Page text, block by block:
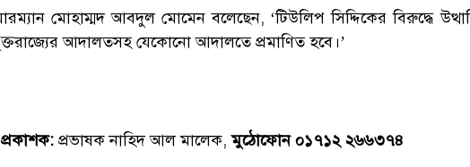
মোহাম্মদ আবদুল মোমেন বলেছেন, ‘টিউলিপ সিদ্দিকের বিরুদ্ধে
আদালতসহ যেকোনো আদালতে প্রমাণিত হবে।’
প্রভাষক নাহিদ আল মালেক,মুঠোফোন ০১৭১২ ২৬৬৩৭৪